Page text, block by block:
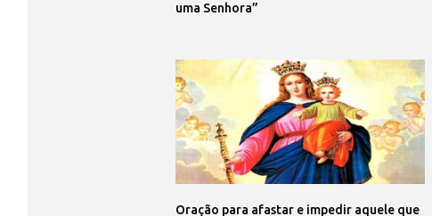
uma Senhora”
Oração para afastar e impedir aquele que